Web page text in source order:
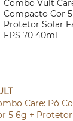
Care: Pó
5 6g +